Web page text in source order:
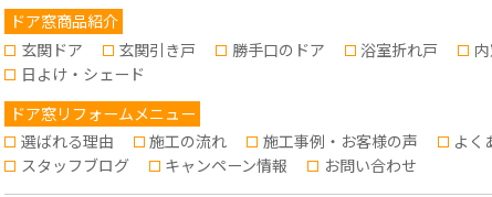
ドア窓商品紹介
玄関ドア
玄関引き戸 勝手口のドア 浴室折れ戸
日よけ・シェード
ドア窓リフォームメニュー
選ばれる理由
施工の流れ 施工事例・お客様の声 よく
スタッフブログ
キャンペーン情報 お問い合わせ